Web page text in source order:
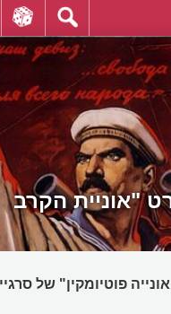
"אוניית הקרב
פוטיומקין" של סרגיי